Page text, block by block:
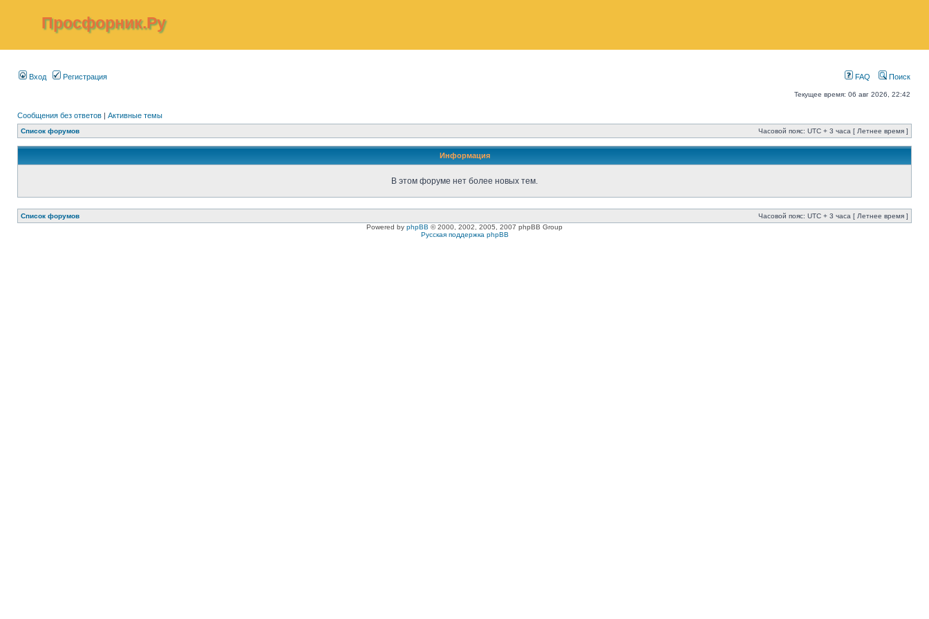
Просфорник.Ру
Вход Регистрация FAQ Поиск
Текущее время: 06 авг 2026, 22:42
Сообщения без ответов | Активные темы
Список форумов Часовой пояс: UTC + 3 часа [ Летнее время ]
Информация
В этом форуме нет более новых тем.
Список форумов
Часовой пояс: UTC + 3 часа [ Летнее время ]
Powered by phpBB © 2000, 2002, 2005, 2007 phpBB Group
Русская поддержка phpBB